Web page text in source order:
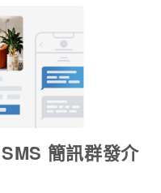
簡訊群發介